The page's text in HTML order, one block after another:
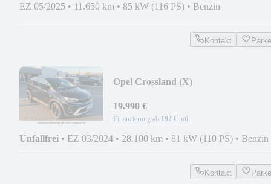
EZ 05/2025 • 11.650 km • 85 kW (116 PS) • Benzin
Kontakt
Opel Crossland (X)
19.990 €
Finanzierung ab 192 € mtl.
Unfallfrei • EZ 03/2024 • 28.100 km • 81 kW (110 PS) • Benzin
Kontakt